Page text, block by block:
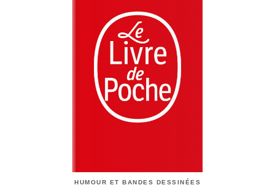
HUMOUR ET BANDES DESSINÉES